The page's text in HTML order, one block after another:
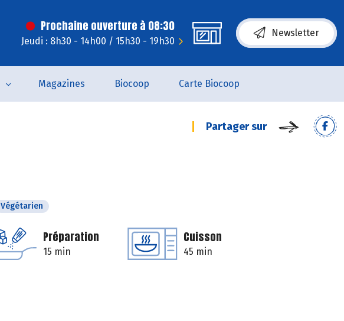
Prochaine ouverture à 08:30
Jeudi : 8h30 - 14h00 / 15h30 - 19h30
Newsletter
Magazines Biocoop Carte Biocoop
Partager sur
Végétarien
Préparation
15 min
Cuisson
45 min